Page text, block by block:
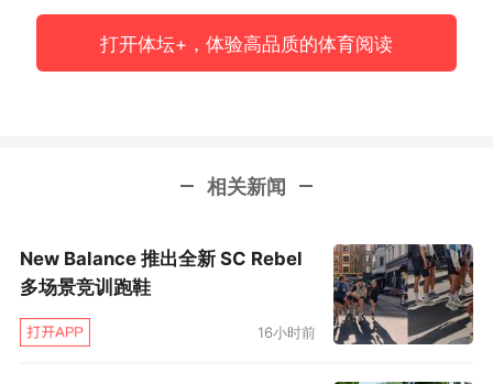
的技术和最好的产品贡献给世界”理念提供了生动
注脚。
6月29日的合作伙伴会议上，YONEX公布了与上
海市竞技体育训练管理中心党委书记王海威携上
海队教练与队员登台，队员身着全新队服亮相。
王海威表示，此次合作希望向年轻队员传递专业
打开体坛+，体验高品质的体育阅读
相关新闻
New Balance 推出全新 SC Rebel
多场景竞训跑鞋
16小时前